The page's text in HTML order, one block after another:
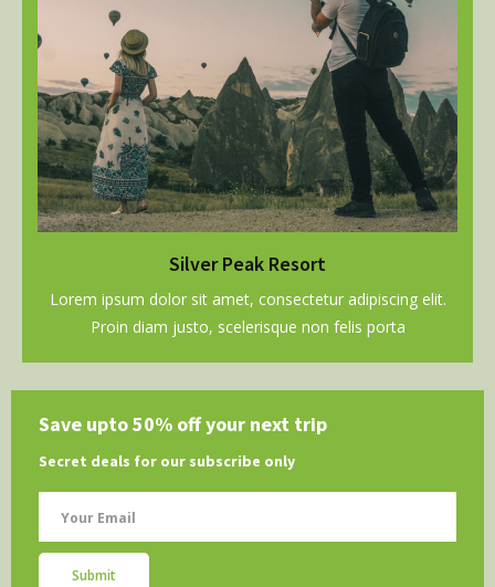
Silver Peak Resort
Lorem ipsum dolor sit amet, consectetur adipiscing elit.
Proin diam justo, scelerisque non felis porta
Save upto 50% off your next trip
Secret deals for our subscribe only
Submit